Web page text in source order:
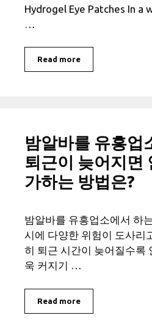
Hydrogel Eye Patches In a
Read more
밤알바를 유흥업
퇴근이 늦어지면
가하는 방법은?
밤알바를 유흥업소에서 하
시에 다양한 위험이 도사리
히 퇴근 시간이 늦어질수록
욱 커지기 …
Read more